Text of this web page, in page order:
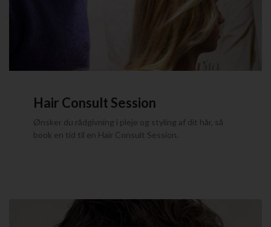
Hair Consult Session
Ønsker du rådgivning i pleje og styling af dit hår, så
book en tid til en Hair Consult Session.